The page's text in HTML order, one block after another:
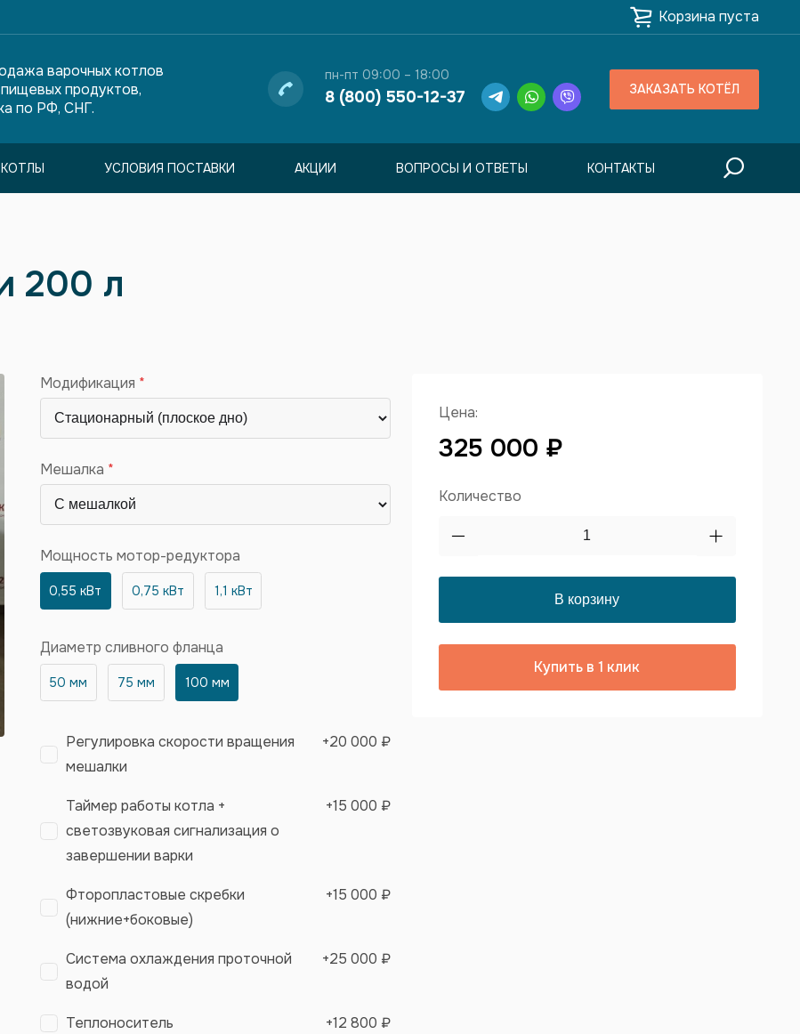
Корзина пуста
варочных котлов
продуктов,
по РФ, СНГ.
8 (800) 550-12-37
пн-пт 09:00 – 18:00
ЗАКАЗАТЬ КОТЁЛ
УСЛОВИЯ ПОСТАВКИ АКЦИИ ВОПРОСЫ И ОТВЕТЫ КОНТАКТЫ
200 л
Модификация
Мешалка
Мощность мотор-редуктора
0,55 кВт 0,75 кВт 1,1 кВт
Диаметр сливного фланца
50 мм 75 мм 100 мм
Регулировка скорости вращения
мешалки
+20 000 ₽
Таймер работы котла +
светозвуковая сигнализация о
завершении варки
+15 000 ₽
Фторопластовые скребки
(нижние+боковые)
+15 000 ₽
Система охлаждения проточной
водой
+25 000 ₽
Теплоноситель +12 800 ₽
Цена:
325 000 ₽
Количество
Купить в 1 клик